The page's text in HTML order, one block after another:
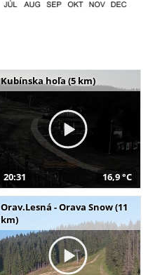
Kubínska hoľa (5 km)
20:31 16,9 °C
Orav.Lesná - Orava Snow (11
km)